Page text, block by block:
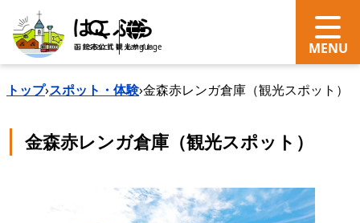
search Language
トップ›スポット・体験›金森赤レンガ倉庫（観光スポット）
金森赤レンガ倉庫（観光スポット）